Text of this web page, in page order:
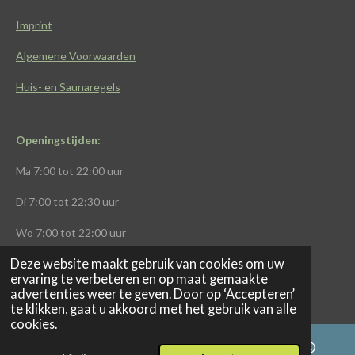
Deze website maakt gebruik van cookies om uw
ervaring te verbeteren en op maat gemaakte
advertenties weer te geven. Door op ‘Accepteren’
te klikken, gaat u akkoord met het gebruik van alle
cookies.
Imprint
Algemene Voorwaarden
Huis- en Saunaregels
Openingstijden:
Ma 7:00 tot 22:00 uur
Di 7:00 tot 22:30 uur
Wo 7:00 tot 22:00 uur
Do7:00 tot 22:00uur
Vr7:00 tot 21:00 uur
Za8:00 tot 13:00 uur